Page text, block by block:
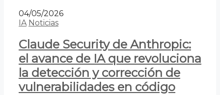
04/05/2026
IA Noticias
Claude Security de Anthropic:
el avance de IA que revoluciona
la detección y corrección de
vulnerabilidades en código